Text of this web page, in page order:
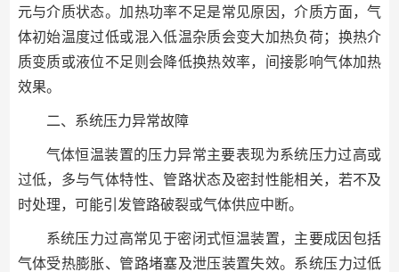
元与介质状态。加热功率不足是常见原因，介质方面，气
体初始温度过低或混入低温杂质会变大加热负荷；换热介
质变质或液位不足则会降低换热效率，间接影响气体加热
效果。
二、系统压力异常故障
气体恒温装置的压力异常主要表现为系统压力过高或
过低，多与气体特性、管路状态及密封性能相关，若不及
时处理，可能引发管路破裂或气体供应中断。
系统压力过高常见于密闭式恒温装置，主要成因包括
气体受热膨胀、管路堵塞及泄压装置失效。系统压力过低